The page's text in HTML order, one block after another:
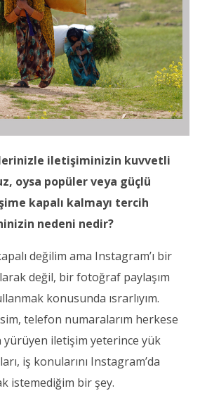
iletişiminizin kuvvetli
oysa popüler veya güçlü
kapalı kalmayı tercih
nedeni nedir?
değilim ama Instagram’ı bir
değil, bir fotoğraf paylaşım
konusunda ısrarlıyım.
telefon numaralarım herkese
yürüyen iletişim yeterince yük
iş konularını Instagram’da
istemediğim bir şey.